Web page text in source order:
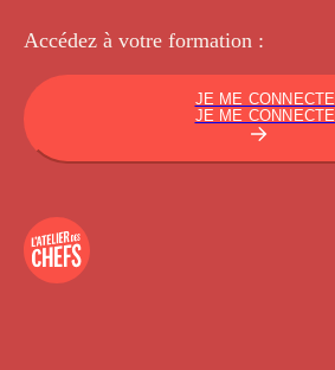
Accédez à votre formation :
JE ME CONNECTE
JE ME CONNECTE